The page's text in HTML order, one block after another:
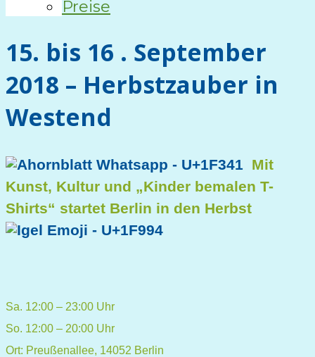
Preise
15. bis 16 . September
2018 – Herbstzauber in
Westend
Mit
Kunst, Kultur und „Kinder bemalen T-
Shirts“ startet Berlin in den Herbst
Sa. 12:00 – 23:00 Uhr
So. 12:00 – 20:00 Uhr
Ort: Preußenallee, 14052 Berlin